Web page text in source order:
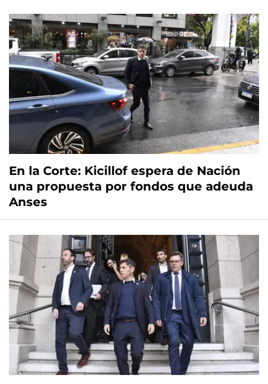
En la Corte: Kicillof espera de Nación
una propuesta por fondos que adeuda
Anses